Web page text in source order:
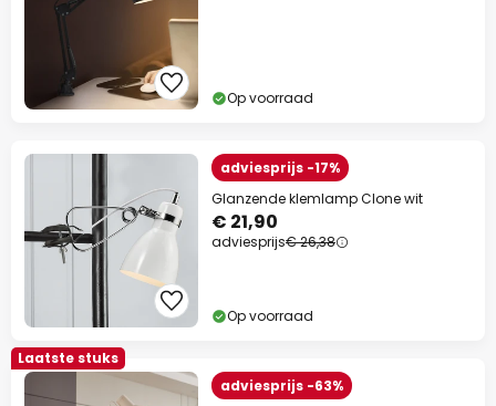
Op voorraad
adviesprijs -17%
Glanzende klemlamp Clone wit
€ 21,90
adviesprijs€ 26,38
Op voorraad
Laatste stuks
adviesprijs -63%